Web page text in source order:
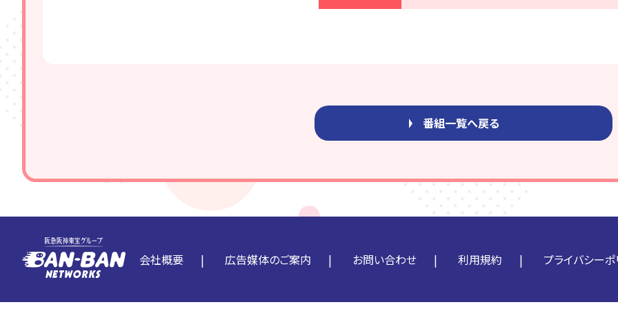
番組一覧へ戻る
会社概要 広告媒体のご案内 お問い合わせ 利用規約 プライバシー